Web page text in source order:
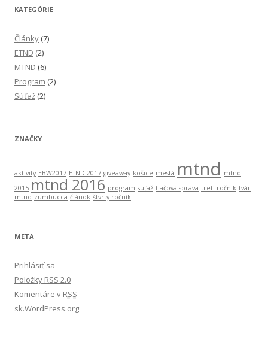
KATEGÓRIE
Články (7)
ETND (2)
MTND (6)
Program (2)
Súťaž (2)
ZNAČKY
aktivity EBW2017 ETND 2017 giveaway košice mestá mtnd mtnd
2015 mtnd 2016 program súťaž tlačová správa tretí ročník tvár
mtnd zumbucca článok štvrtý ročník
META
Prihlásiť sa
Položky RSS 2.0
Komentáre v RSS
sk.WordPress.org